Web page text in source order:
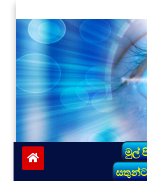
to
content
vinivida.lk
මුල්